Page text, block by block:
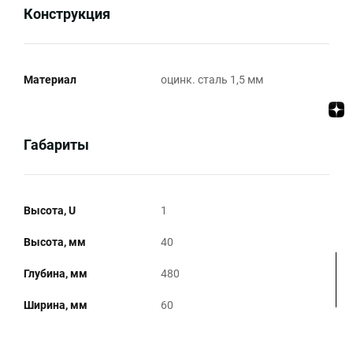
Конструкция
Материал оцинк. сталь 1,5 мм
Габариты
Высота, U 1
Высота, мм 40
Глубина, мм 480
Ширина, мм 60